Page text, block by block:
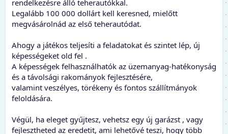
rendelkezésre álló teherautókkal.
Legalább 100 000 dollárt kell keresned, mielőtt
megvásárolnád az első teherautódat.
Ahogy a játékos teljesíti a feladatokat és szintet lép, új
képességeket old fel .
A képességek felhasználhatók az üzemanyag-hatékonyság
és a távolsági rakományok fejlesztésére,
valamint veszélyes, törékeny és fontos szállítmányok
feloldására.
Végül, ha eleget gyűjtesz, vehetsz egy új garázst , vagy
fejlesztheted az eredetit, ami lehetővé teszi, hogy több